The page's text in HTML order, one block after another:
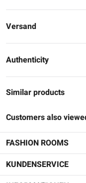
Versand
Authenticity
Similar products
Customers also
FASHION ROOMS
KUNDENSERVICE